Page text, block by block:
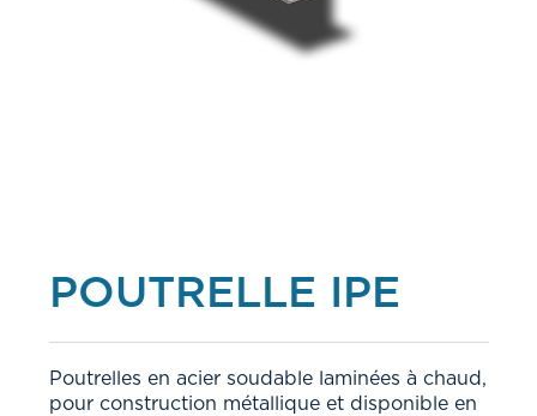
POUTRELLE IPE
Poutrelles en acier soudable laminées à chaud,
pour construction métallique et disponible en